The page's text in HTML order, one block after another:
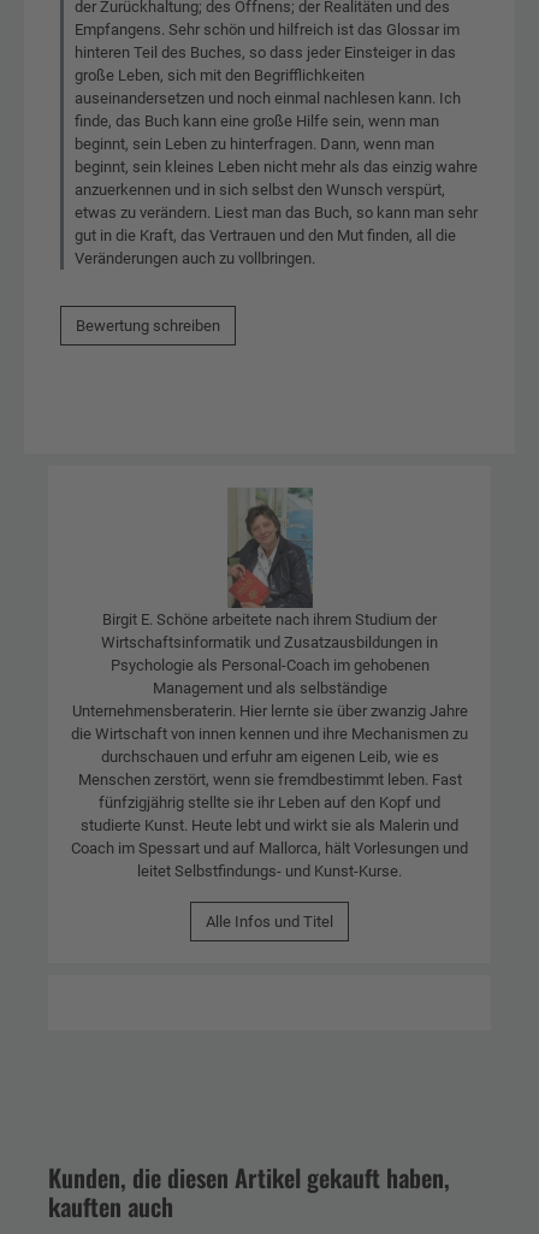
der Zurückhaltung; des Öffnens; der Realitäten und des
Empfangens. Sehr schön und hilfreich ist das Glossar im
hinteren Teil des Buches, so dass jeder Einsteiger in das
große Leben, sich mit den Begrifflichkeiten
auseinandersetzen und noch einmal nachlesen kann. Ich
finde, das Buch kann eine große Hilfe sein, wenn man
beginnt, sein Leben zu hinterfragen. Dann, wenn man
beginnt, sein kleines Leben nicht mehr als das einzig wahre
anzuerkennen und in sich selbst den Wunsch verspürt,
etwas zu verändern. Liest man das Buch, so kann man sehr
gut in die Kraft, das Vertrauen und den Mut finden, all die
Veränderungen auch zu vollbringen.
Bewertung schreiben
Birgit E. Schöne arbeitete nach ihrem Studium der
Wirtschaftsinformatik und Zusatzausbildungen in
Psychologie als Personal-Coach im gehobenen
Management und als selbständige
Unternehmensberaterin. Hier lernte sie über zwanzig Jahre
die Wirtschaft von innen kennen und ihre Mechanismen zu
durchschauen und erfuhr am eigenen Leib, wie es
Menschen zerstört, wenn sie fremdbestimmt leben. Fast
fünfzigjährig stellte sie ihr Leben auf den Kopf und
studierte Kunst. Heute lebt und wirkt sie als Malerin und
Coach im Spessart und auf Mallorca, hält Vorlesungen und
leitet Selbstfindungs- und Kunst-Kurse.
Alle Infos und Titel
Kunden, die diesen Artikel gekauft haben,
kauften auch